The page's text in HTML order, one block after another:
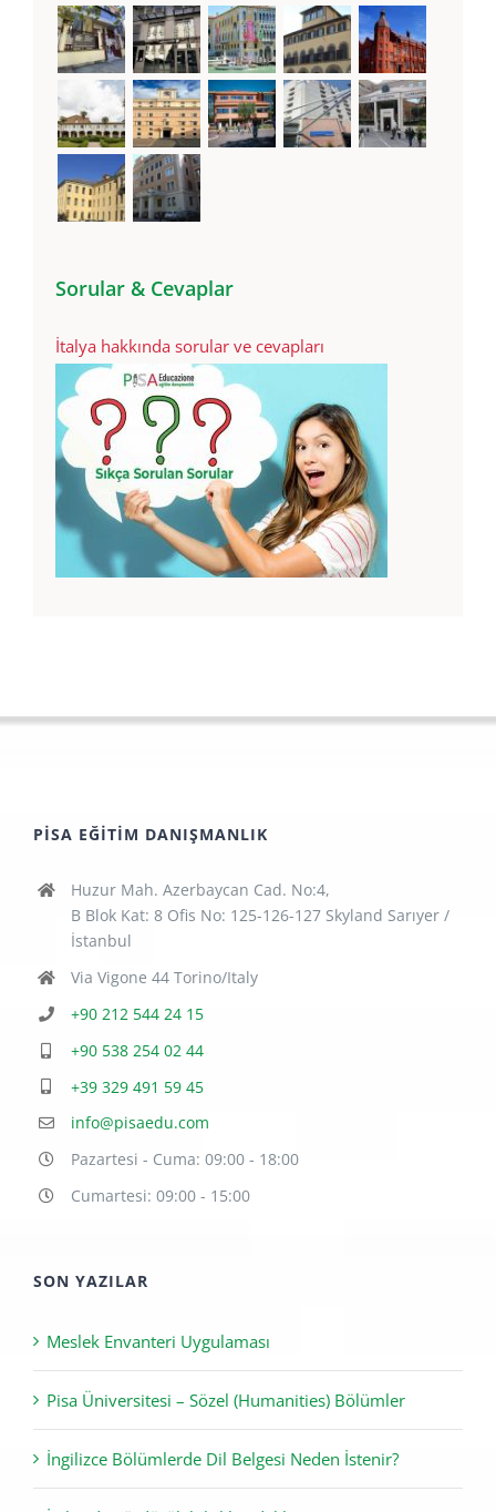
Üniversiteler
Sorular & Cevaplar
İtalya hakkında sorular ve cevapları
PISA EĞITIM DANIŞMANLIK
Huzur Mah. Azerbaycan Cad. No:4,
B Blok Kat: 8 Ofis No: 125-126-127 Skyland Sarıyer /
SON YAZILAR
Meslek Envanteri Uygulaması
Pisa Üniversitesi – Sözel (Humanities) Bölümler